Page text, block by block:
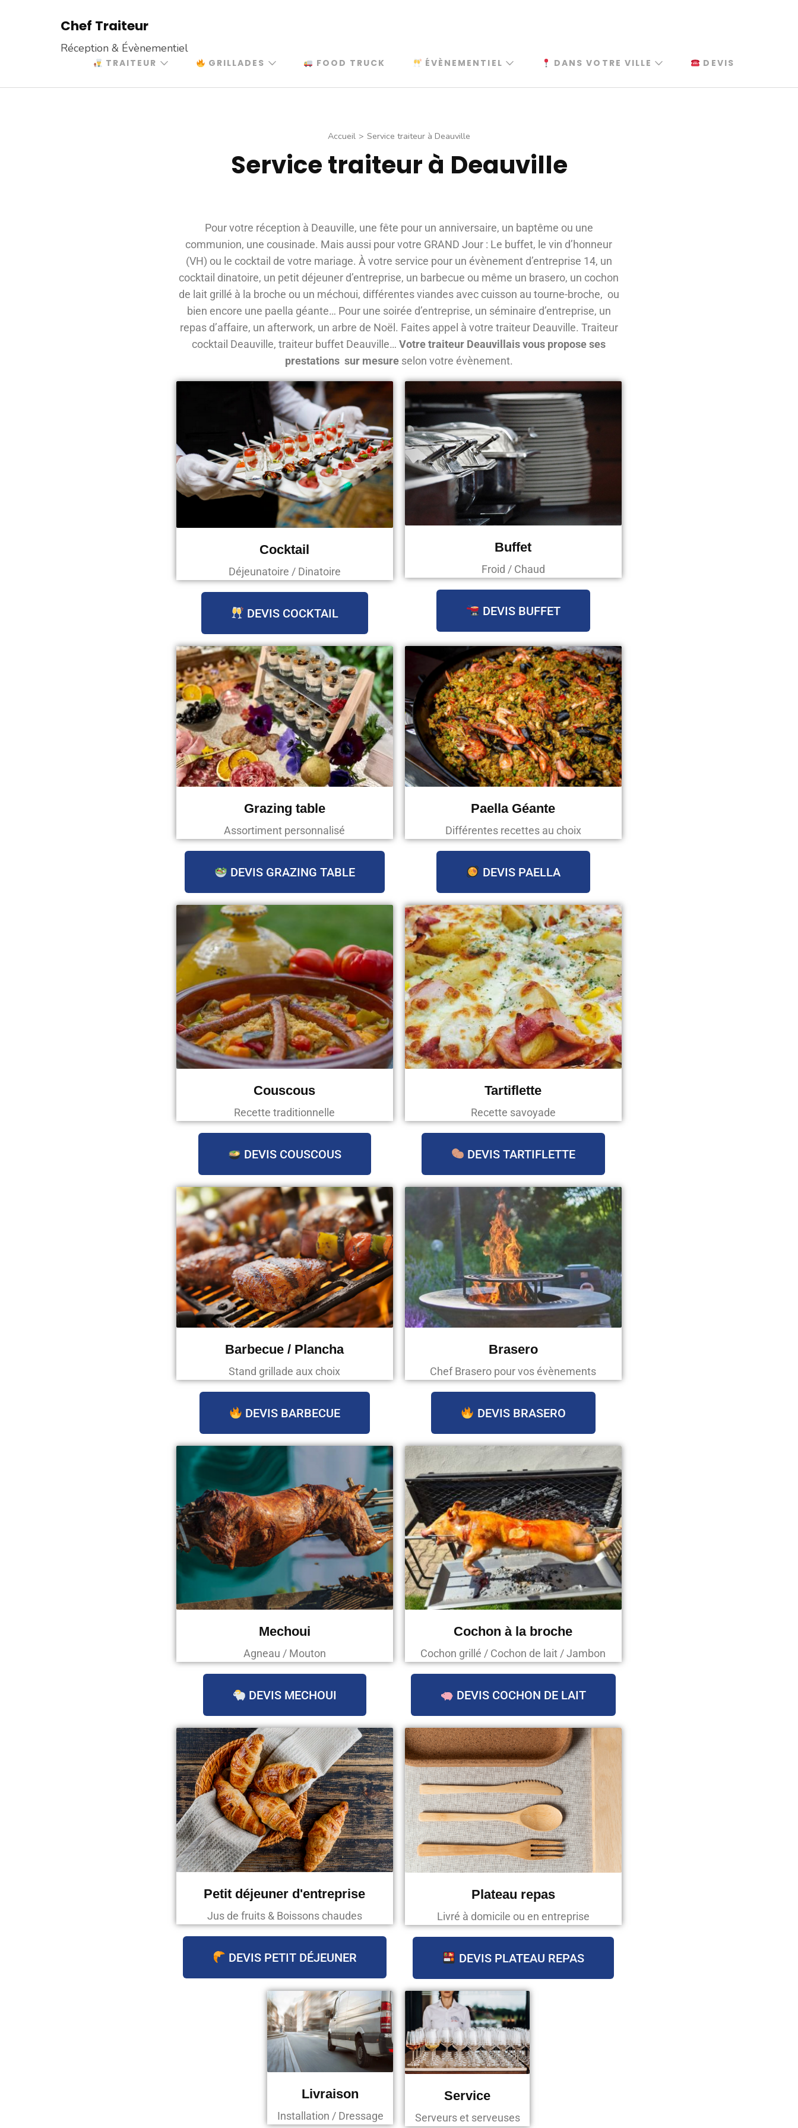
Chef Traiteur
Réception & Évènementiel
TRAITEUR GRILLADES FOOD TRUCK ÉVÈNEMENTIEL DANS VOTRE VILLE DEVIS
Accueil > Service traiteur à Deauville
Service traiteur à Deauville
Pour votre réception à Deauville, une fête pour un anniversaire, un baptême ou une
communion, une cousinade. Mais aussi pour votre GRAND Jour : Le buffet, le vin d’honneur
(VH) ou le cocktail de votre mariage. À votre service pour un évènement d’entreprise 14, un
cocktail dinatoire, un petit déjeuner d’entreprise, un barbecue ou même un brasero, un cochon
de lait grillé à la broche ou un méchoui, différentes viandes avec cuisson au tourne-broche, ou
bien encore une paella géante… Pour une soirée d’entreprise, un séminaire d’entreprise, un
repas d’affaire, un afterwork, un arbre de Noël. Faites appel à votre traiteur Deauville. Traiteur
cocktail Deauville, traiteur buffet Deauville…Votre traiteur Deauvillais vous propose ses
prestations sur mesureselon votre évènement.
Cocktail
Déjeunatoire / Dinatoire
DEVIS COCKTAIL
Buffet
Froid / Chaud
DEVIS BUFFET
Grazing table
Assortiment personnalisé
DEVIS GRAZING TABLE
Paella Géante
Différentes recettes au choix
DEVIS PAELLA
Couscous
Recette traditionnelle
DEVIS COUSCOUS
Tartiflette
Recette savoyade
DEVIS TARTIFLETTE
Barbecue / Plancha
Stand grillade aux choix
DEVIS BARBECUE
Brasero
Chef Brasero pour vos évènements
DEVIS BRASERO
Mechoui
Agneau / Mouton
DEVIS MECHOUI
Cochon à la broche
Cochon grillé / Cochon de lait / Jambon
DEVIS COCHON DE LAIT
Petit déjeuner d'entreprise
Jus de fruits & Boissons chaudes
DEVIS PETIT DÉJEUNER
Plateau repas
Livré à domicile ou en entreprise
DEVIS PLATEAU REPAS
Livraison
Installation / Dressage
Service
Serveurs et serveuses